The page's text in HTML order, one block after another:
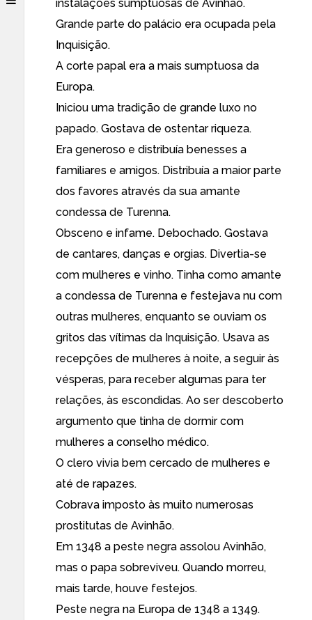
instalações sumptuosas de Avinhão.
Grande parte do palácio era ocupada pela
Inquisição.
A corte papal era a mais sumptuosa da
Europa.
Iniciou uma tradição de grande luxo no
papado. Gostava de ostentar riqueza.
Era generoso e distribuía benesses a
familiares e amigos. Distribuía a maior parte
dos favores através da sua amante
condessa de Turenna.
Obsceno e infame. Debochado. Gostava
de cantares, danças e orgias. Divertia-se
com mulheres e vinho. Tinha como amante
a condessa de Turenna e festejava nu com
outras mulheres, enquanto se ouviam os
gritos das vítimas da Inquisição. Usava as
recepções de mulheres à noite, a seguir às
vésperas, para receber algumas para ter
relações, às escondidas. Ao ser descoberto
argumento que tinha de dormir com
mulheres a conselho médico.
O clero vivia bem cercado de mulheres e
até de rapazes.
Cobrava imposto às muito numerosas
prostitutas de Avinhão.
Em 1348 a peste negra assolou Avinhão,
mas o papa sobreviveu. Quando morreu,
mais tarde, houve festejos.
Peste negra na Europa de 1348 a 1349.